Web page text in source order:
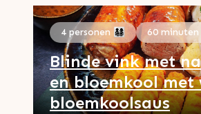
4 personen 👨‍👩‍👧‍👦 60
Blinde vink met
en bloemkool met
bloemkoolsaus